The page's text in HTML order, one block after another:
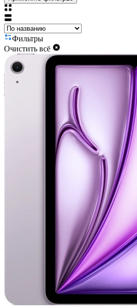
Фильтры
Очистить всё